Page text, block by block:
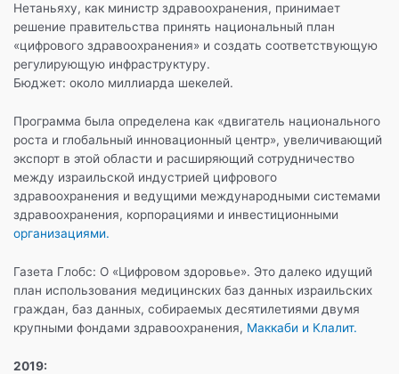
Нетаньяху, как министр здравоохранения, принимает
решение правительства принять национальный план
«цифрового здравоохранения» и создать соответствующую
регулирующую инфраструктуру.
Бюджет: около миллиарда шекелей.
Программа была определена как «двигатель национального
роста и глобальный инновационный центр», увеличивающий
экспорт в этой области и расширяющий сотрудничество
между израильской индустрией цифрового
здравоохранения и ведущими международными системами
здравоохранения, корпорациями и инвестиционными
организациями.
Газета Глобс: О «Цифровом здоровье». Это далеко идущий
план использования медицинских баз данных израильских
граждан, баз данных, собираемых десятилетиями двумя
крупными фондами здравоохранения, Маккаби и Клалит.
2019: